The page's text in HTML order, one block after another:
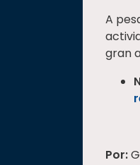
A
gran
Por: